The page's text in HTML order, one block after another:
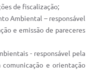
de fiscalização;
Ambiental – responsável
e emissão de pareceres
- responsável pela
e orientação